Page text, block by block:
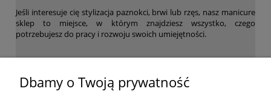
Jeśli interesuje cię stylizacja paznokci, brwi lub rzęs, nasz manicure
sklep to miejsce, w którym znajdziesz wszystko, czego
potrzebujesz do pracy i rozwoju swoich umiejętności.
WARUNKI ZAKUPÓW
Dbamy o Twoją prywatność